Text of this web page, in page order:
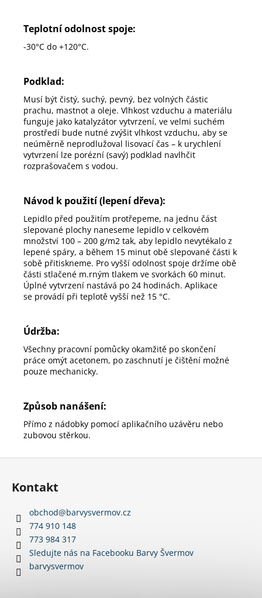
Teplotní odolnost spoje:
-30°C do +120°C.
Podklad:
Musí být čistý, suchý, pevný, bez volných částic
prachu, mastnot a oleje. Vlhkost vzduchu a materiálu
funguje jako katalyzátor vytvrzení, ve velmi suchém
prostředí bude nutné zvýšit vlhkost vzduchu, aby se
neúměrně neprodlužoval lisovací čas – k urychlení
vytvrzení lze porézní (savý) podklad navlhčit
rozprašovačem s vodou.
Návod k použití (lepení dřeva):
Lepidlo před použitím protřepeme, na jednu část
slepované plochy naneseme lepidlo v celkovém
množství 100 – 200 g/m2 tak, aby lepidlo nevytékalo z
lepené spáry, a během 15 minut obě slepované části k
sobě přitiskneme. Pro vyšší odolnost spoje držíme obě
části stlačené m.rným tlakem ve svorkách 60 minut.
Úplné vytvrzení nastává po 24 hodinách. Aplikace
se provádí při teplotě vyšší než 15 °C.
Údržba:
Všechny pracovní pomůcky okamžitě po skončení
práce omýt acetonem, po zaschnutí je čištění možné
pouze mechanicky.
Způsob nanášení:
Přímo z nádobky pomocí aplikačního uzávěru nebo
zubovou stěrkou.
Z
Kontakt
obchod@barvysvermov.cz
774 910 148
773 984 317
Sledujte nás na Facebooku Barvy Švermov
barvysvermov